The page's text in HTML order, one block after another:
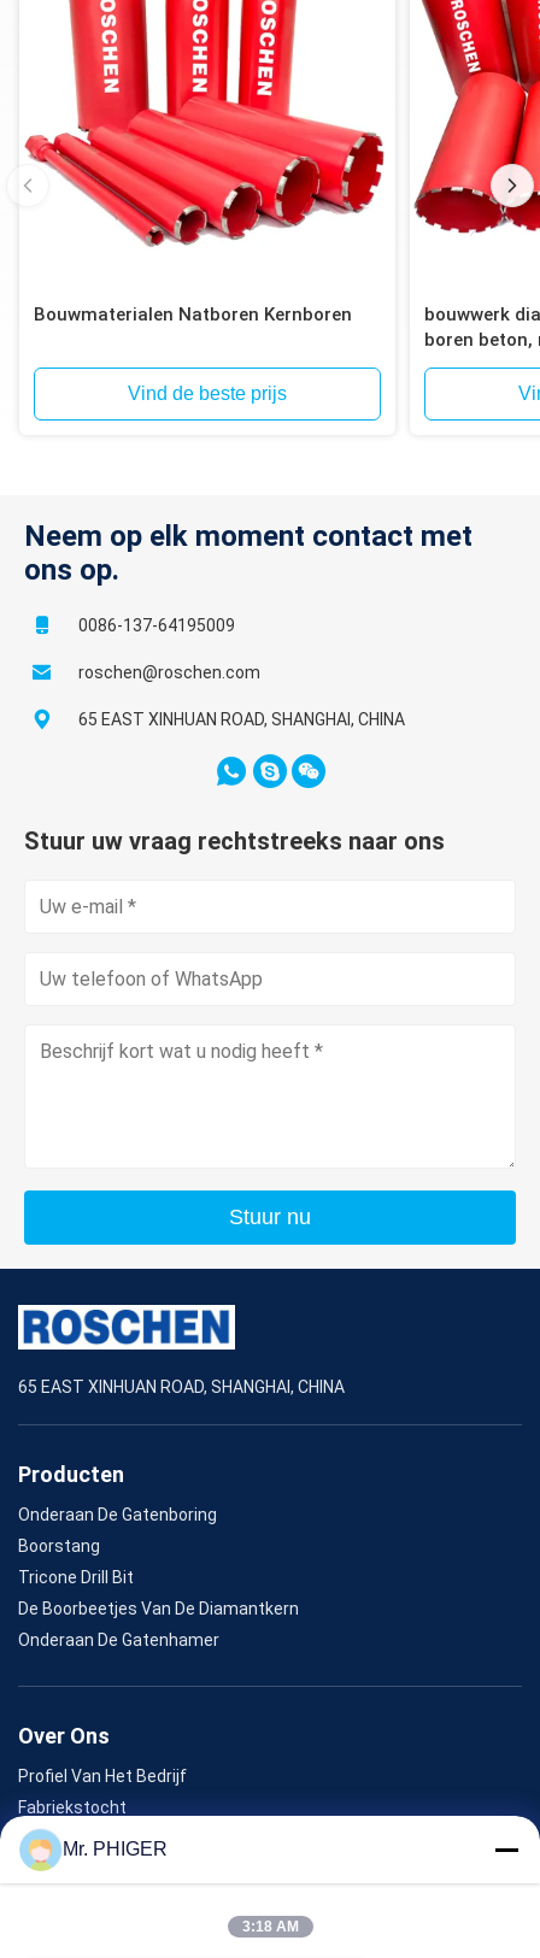
Bouwmaterialen Natboren Kernboren
Vind de beste prijs
bouwwerk
boren beton,
baksteen,
Neem op elk moment contact met
ons op.
0086-137-64195009
roschen@roschen.com
65 EAST XINHUAN ROAD, SHANGHAI, CHINA
Stuur uw vraag rechtstreeks naar ons
Stuur nu
65 EAST XINHUAN ROAD, SHANGHAI, CHINA
Producten
Onderaan De Gatenboring
Boorstang
Tricone Drill Bit
De Boorbeetjes Van De Diamantkern
Onderaan De Gatenhamer
Over Ons
Profiel Van Het Bedrijf
Fabriekstocht
Kwaliteitscontrole
Sitemap
Mr. PHIGER
3:18 AM